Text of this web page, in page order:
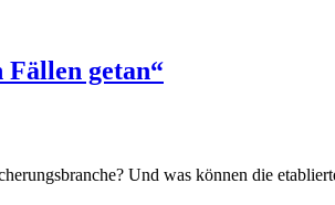
Fällen getan“
Und was können die